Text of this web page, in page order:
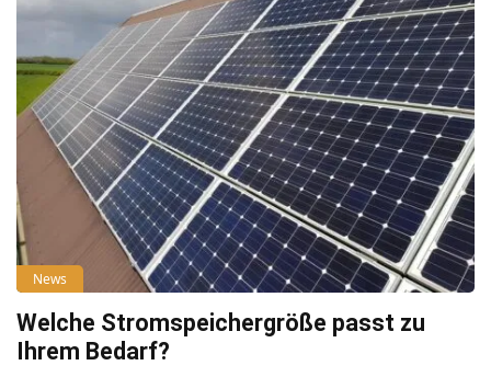
News
Welche Stromspeichergröße passt zu
Ihrem Bedarf?